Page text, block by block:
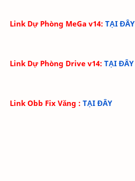
Link Dự Phòng MeGa v14: TẠI ĐÂY
Link Dự Phòng Drive v14: TẠI ĐÂY
Link Obb Fix Văng : TẠI ĐÂY